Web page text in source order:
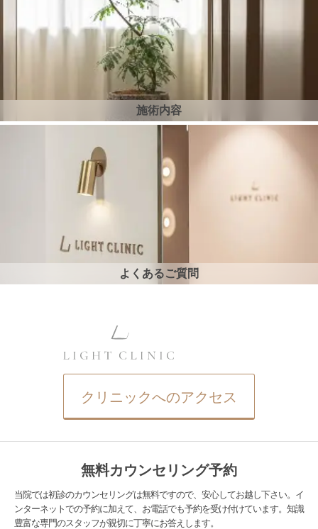
施術内容
よくあるご質問
クリニックへのアクセス
無料カウンセリング予約
当院では初診のカウンセリングは無料ですので、安心してお越し下さい。イ
ンターネットでの予約に加えて、お電話でも予約を受け付けています。知識
豊富な専門のスタッフが親切に丁寧にお答えします。